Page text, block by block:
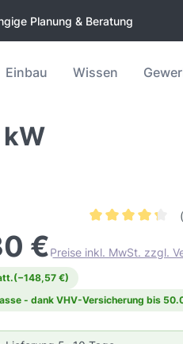
Planung & Beratung
Einbau Wissen
€Preise inkl. MwSt. zzgl.
(−148,57 €)
- dank VHV-Versicherung bis